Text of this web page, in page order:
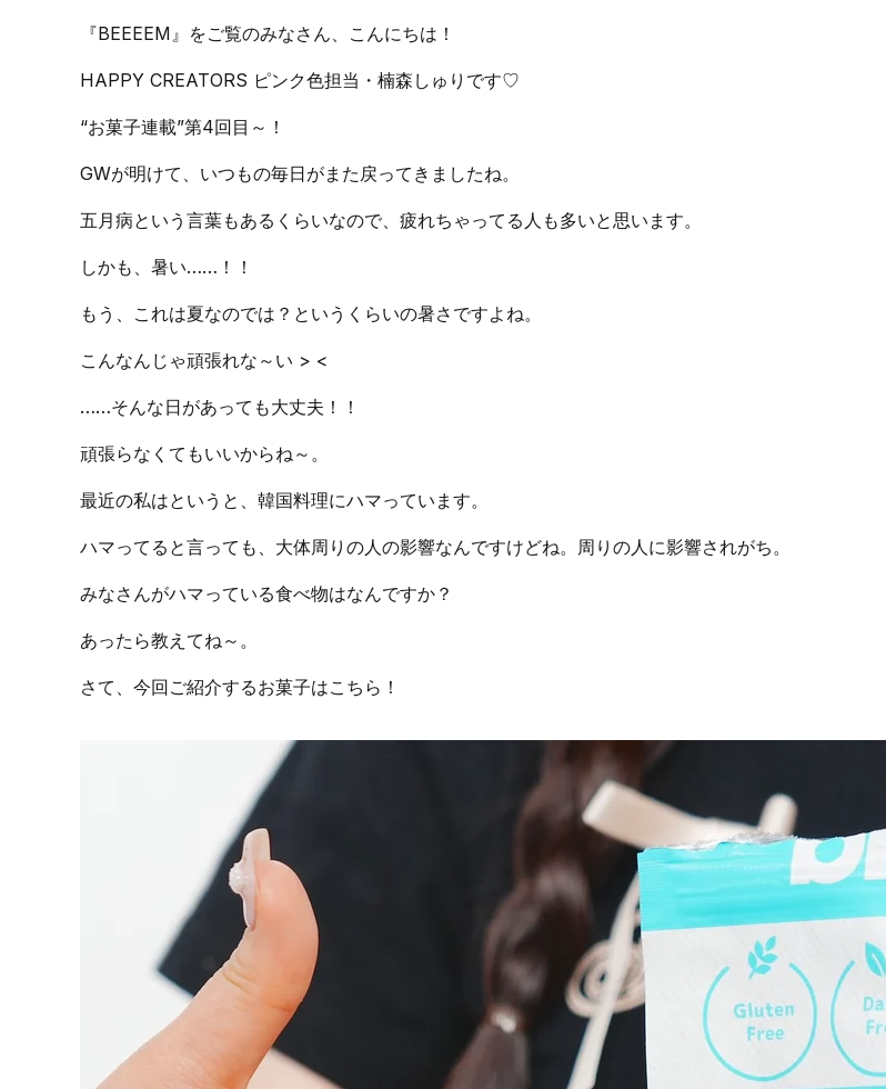
『BEEEEM』をご覧のみなさん、こんにちは！
HAPPY CREATORS ピンク色担当・楠森しゅりです♡
“お菓子連載”第4回目～！
GWが明けて、いつもの毎日がまた戻ってきましたね。
五月病という言葉もあるくらいなので、疲れちゃってる人も多いと思います。
しかも、暑い……！！
もう、これは夏なのでは？というくらいの暑さですよね。
こんなんじゃ頑張れな～い > <
……そんな日があっても大丈夫！！
頑張らなくてもいいからね～。
最近の私はというと、韓国料理にハマっています。
ハマってると言っても、大体周りの人の影響なんですけどね。周りの人に影響されがち。
みなさんがハマっている食べ物はなんですか？
あったら教えてね～。
さて、今回ご紹介するお菓子はこちら！